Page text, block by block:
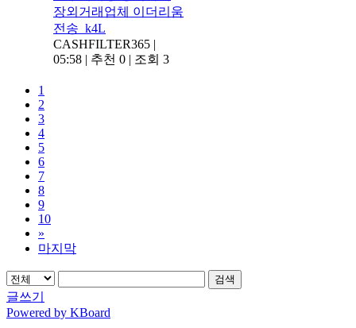
장외거래업체 이더리움
전송_k4L
CASHFILTER365 |
05:58 | 추천 0 | 조회 3
1
2
3
4
5
6
7
8
9
10
»
마지막
검색
글쓰기
Powered by KBoard